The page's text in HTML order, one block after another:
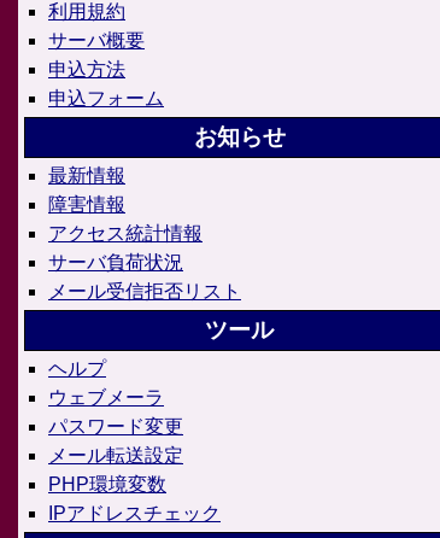
利用規約
サーバ概要
申込方法
申込フォーム
お知らせ
最新情報
障害情報
アクセス統計情報
サーバ負荷状況
メール受信拒否リスト
ツール
ヘルプ
ウェブメーラ
パスワード変更
メール転送設定
PHP環境変数
IPアドレスチェック